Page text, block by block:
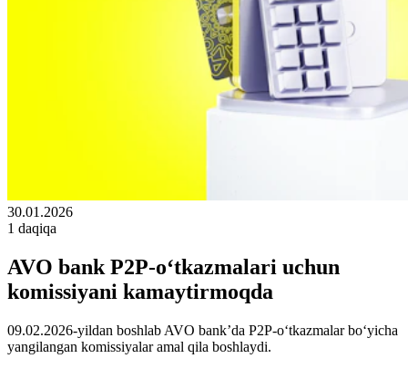
30.01.2026
1 daqiqa
AVO bank P2P-o‘tkazmalari uchun
komissiyani kamaytirmoqda
09.02.2026-yildan boshlab AVO bank’da P2P-o‘tkazmalar bo‘yicha
yangilangan komissiyalar amal qila boshlaydi.